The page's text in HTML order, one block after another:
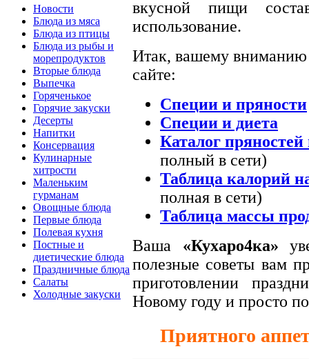
Новости
Блюда из мяса
Блюда из птицы
Блюда из рыбы и
морепродуктов
Вторые блюда
Выпечка
Горяченькое
Горячие закуски
Десерты
Напитки
Консервация
Кулинарные
хитрости
Маленьким
гурманам
Овощные блюда
Первые блюда
Полевая кухня
Постные и
диетические блюда
Праздничные блюда
Салаты
Холодные закуски
вкусной пищи
использование.
Итак, вашему вниманию
сайте:
Специи и пряности
Специи и диета
Каталог
полный в сети)
Таблица калорий
полная в сети)
Таблица массы
Ваша «Кухаро4ка»
полезные советы вам
приготовлении
Новому году и просто
Приятного